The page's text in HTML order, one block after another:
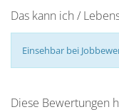
Das kann ich /
Einsehbar bei
Diese Bewertungen